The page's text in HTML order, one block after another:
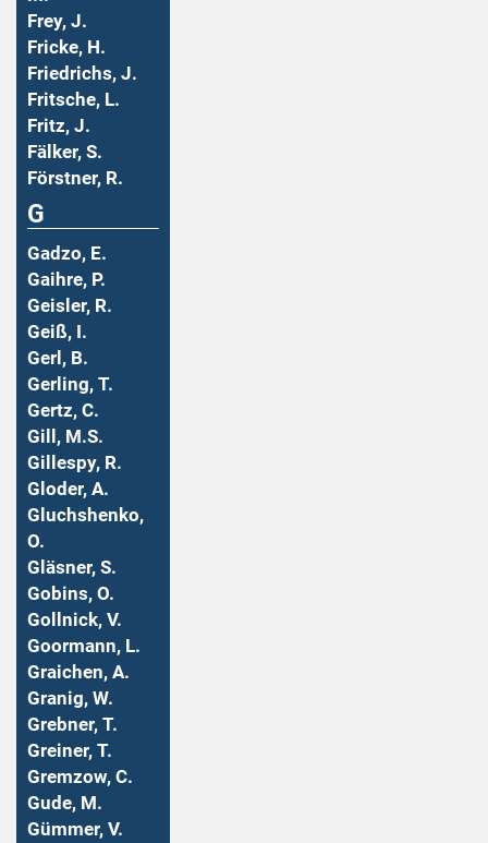
Frey, J.
Fricke, H.
Friedrichs, J.
Fritsche, L.
Fritz, J.
Fälker, S.
Förstner, R.
G
Gadzo, E.
Gaihre, P.
Geisler, R.
Geiß, I.
Gerl, B.
Gerling, T.
Gertz, C.
Gill, M.S.
Gillespy, R.
Gloder, A.
Gluchshenko,
O.
Gläsner, S.
Gobins, O.
Gollnick, V.
Goormann, L.
Graichen, A.
Granig, W.
Grebner, T.
Greiner, T.
Gremzow, C.
Gude, M.
Gümmer, V.